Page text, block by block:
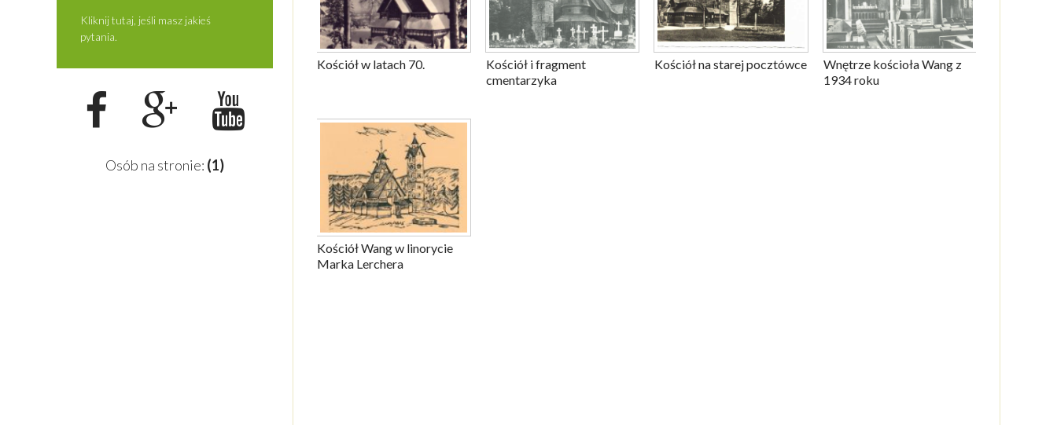
Kościół w latach 70.
Kościół i fragment
cmentarzyka
Kościół na starej pocztówce
Wnętrze kościoła Wang z
1934 roku
Kościół Wang w linorycie
Marka Lerchera
Kliknij tutaj, jeśli masz jakieś
pytania.
Osób na stronie: (1)